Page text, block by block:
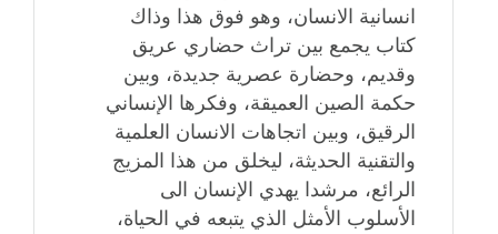
انسانية الانسان، وهو فوق هذا وذاك
كتاب يجمع بين تراث حضاري عريق
وقديم، وحضارة عصرية جديدة، وبين
حكمة الصين العميقة، وفكرها الإنساني
الرقيق، وبين اتجاهات الانسان العلمية
والتقنية الحديثة، ليخلق من هذا المزيج
الرائع، مرشدا يهدي الإنسان الى
الأسلوب الأمثل الذي يتبعه في الحياة،